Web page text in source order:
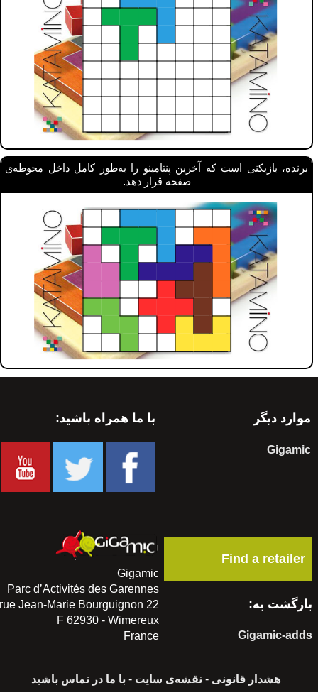
برنده، بازیکنی است که آخرین پنتامینو را به‌طور کامل داخل محوطه‌ی
صفحه قرار دهد.
موارد دیگر
Gigamic
با ما همراه باشید:
Find a retailer
بازگشت به:
Gigamic-adds
Gigamic
Parc d’Activités des Garennes
22 rue Jean-Marie Bourguignon
F 62930 - Wimereux
France
هشدار قانونی -نقشه‌ی سایت-با ما در تماس باشید